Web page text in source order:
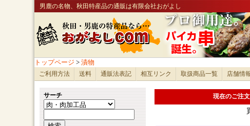
男鹿の名物、秋田特産品の通販は有限会社おがよし
トップページ > 漬物
ご利用方法 送料 通販法表記 相互リンク 取扱商品一覧 店舗情
サーチ 現在のご注